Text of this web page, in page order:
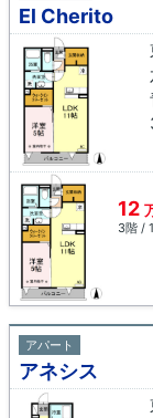
El Cherito
12
3階 /
アパート
アネシス